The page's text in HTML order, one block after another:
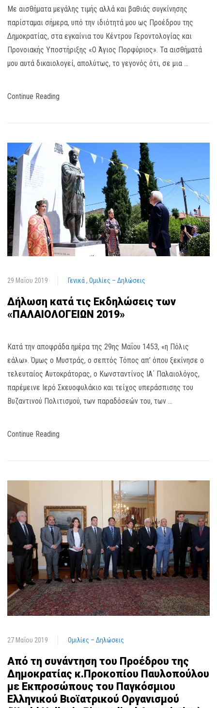
Με αισθήματα μεγάλης τιμής αλλά και βαθιάς συγκίνησης
παρίσταμαι σήμερα, υπό την ιδιότητά μου ως Προέδρου της
Δημοκρατίας, στα εγκαίνια του Κέντρου Γεροντολογίας και
Προνοιακής Υποστήριξης «Ο Άγιος Πορφύριος». Τα αισθήματά
μου αυτά δικαιολογεί, απολύτως, το γεγονός ότι, σε μια …
Continue Reading
29 Μαΐου 2019 Γενικά Ομιλίες – Δηλώσεις
Δήλωση κατά τις Εκδηλώσεις των
«ΠΑΛΑΙΟΛΟΓΕΙΩΝ 2019»
Κατά την αποφράδα ημέρα της 29ης Μαΐου 1453, «η Πόλις
εάλω». Όμως ο Μυστράς, ο σεπτός Τόπος απ’ όπου ξεκίνησε ο
τελευταίος Αυτοκράτορας, ο Κωνσταντίνος ΙΑ΄ Παλαιολόγος,
παρέμεινε Ιερό Σκευοφυλάκιο και τείχος υπεράσπισης του
Βυζαντινού Πολιτισμού, των παραδόσεών του, των …
Continue Reading
27 Μαΐου 2019 Ομιλίες – Δηλώσεις
Από τη συνάντηση του Προέδρου της
Δημοκρατίας κ.Προκοπίου Παυλοπούλου
με Εκπροσώπους του Παγκόσμιου
Ελληνικού Βιοϊατρικού Οργανισμού